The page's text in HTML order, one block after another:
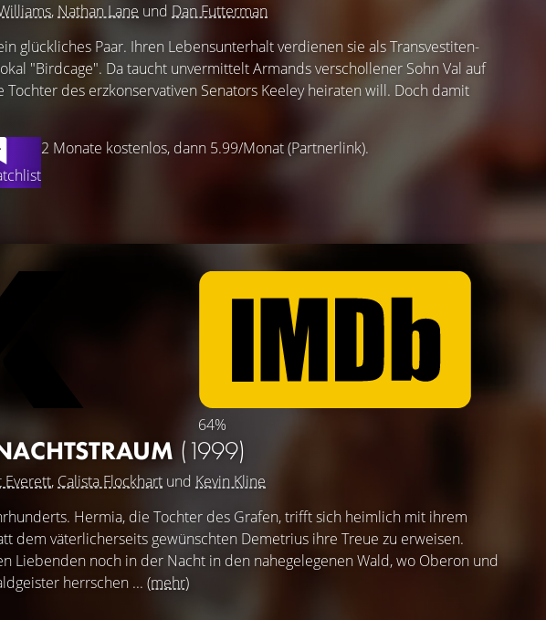
, Nathan Lane und Dan Futterman
2 Monate kostenlos, dann 5.99/Monat (Partnerlink).
glückliches Paar. Ihren Lebensunterhalt verdienen sie als Transvestiten-
"Birdcage". Da taucht unvermittelt Armands verschollener Sohn Val auf
des erzkonservativen Senators Keeley heiraten will. Doch damit
64%
(1999)
Everett, Calista Flockhart und Kevin Kline
Hermia, die Tochter des Grafen, trifft sich heimlich mit ihrem
dem väterlicherseits gewünschten Demetrius ihre Treue zu erweisen.
Liebenden noch in der Nacht in den nahegelegenen Wald, wo Oberon und
herrschen ... (mehr)